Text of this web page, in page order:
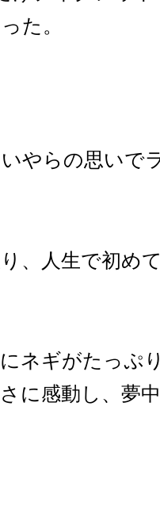
た。
やらの思いで
、人生で初め
ネギがたっぷ
に感動し、夢